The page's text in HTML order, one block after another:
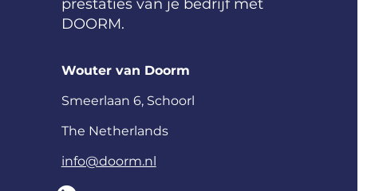
prestaties van je bedrijf met
DOORM.
Wouter van Doorm
Smeerlaan 6, Schoorl
The Netherlands
info@doorm.nl